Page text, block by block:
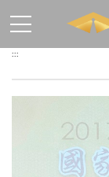
:::